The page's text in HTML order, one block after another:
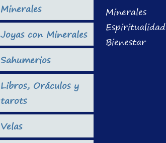
Minerales
Joyas con Minerales
Sahumerios
Libros, Oráculos y
tarots
Velas
Minerales
Espiritualidad
Bienestar